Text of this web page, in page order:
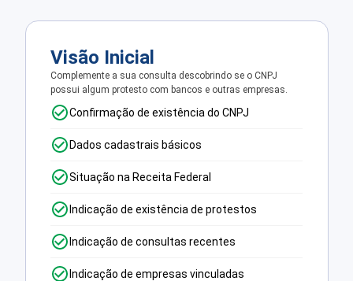
Visão Inicial
Complemente a sua consulta descobrindo se o CNPJ
possui algum protesto com bancos e outras empresas.
Confirmação de existência do CNPJ
Dados cadastrais básicos
Situação na Receita Federal
Indicação de existência de protestos
Indicação de consultas recentes
Indicação de empresas vinculadas